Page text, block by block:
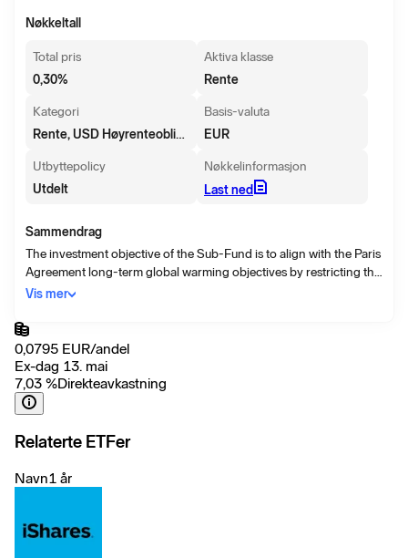
Nøkkeltall
Total pris
0,30%
Aktiva klasse
Rente
Kategori
Rente, USD Høyrenteobligasjoner
Basis-valuta
EUR
Utbyttepolicy
Utdelt
Nøkkelinformasjon
Last ned
Sammendrag
The investment objective of the Sub-Fund is to align with the Paris
Agreement long-term global warming objectives by restricting the
carbon emission exposure of its portfolio and to achieve income
Vis mer
0,0795 EUR/andel
Ex-dag 13. mai
7,03 %Direkteavkastning
Relaterte ETFer
Navn1 år